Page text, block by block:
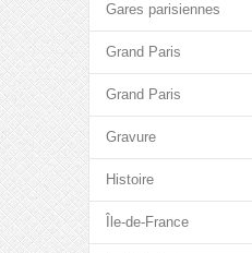
Gares parisiennes
Grand Paris
Grand Paris
Gravure
Histoire
Île-de-France